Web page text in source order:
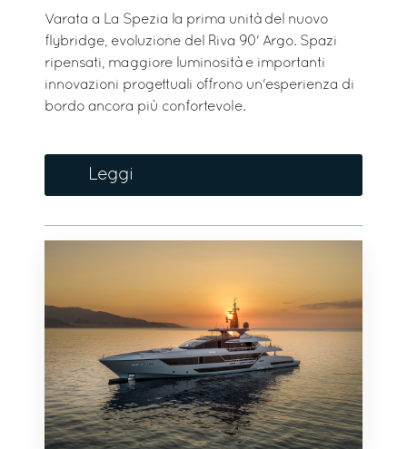
Varata a La Spezia la prima unità del nuovo
flybridge, evoluzione del Riva 90' Argo. Spazi
ripensati, maggiore luminosità e importanti
innovazioni progettuali offrono un'esperienza di
bordo ancora più confortevole.
Leggi